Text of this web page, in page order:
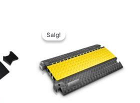
Salg!
Salg!